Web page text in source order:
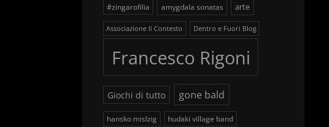
#zingarofilia amygdala sonatas arte
Associazione Il Contesto Dentro e Fuori Blog
Francesco Rigoni
Giochi di tutto gone bald
hansko mislzig hudaki village band